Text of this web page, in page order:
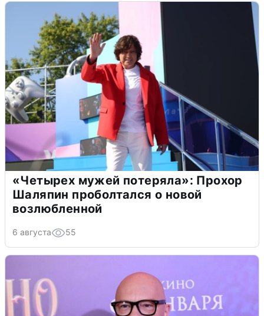
«Четырех мужей потеряла»: Прохор
Шаляпин проболтался о новой
возлюбленной
6 августа 55